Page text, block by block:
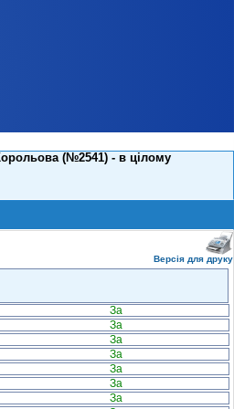
(№2541) - в цілому
Версія для друку
За
За
За
За
За
За
За